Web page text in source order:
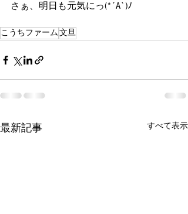
さぁ、明日も元気にっ(*´A`)ﾉ
こうちファーム文旦
最新記事 すべて表示